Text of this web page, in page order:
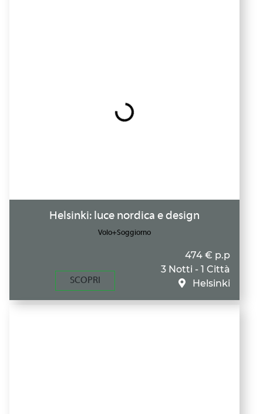
Helsinki: luce nordica e design
Volo+Soggiorno
SCOPRI
474 € p.p
3 Notti - 1 Città
Helsinki